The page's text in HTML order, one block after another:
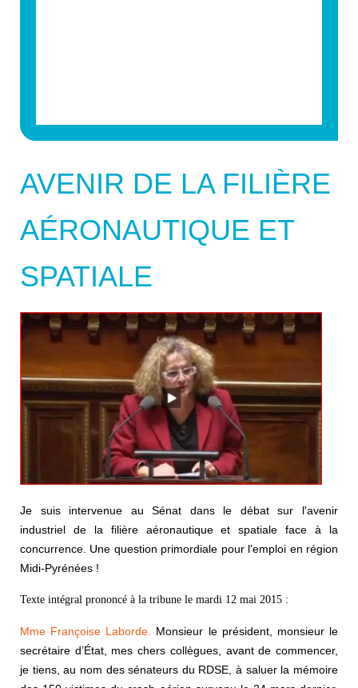
AVENIR DE LA FILIÈRE
AÉRONAUTIQUE ET
SPATIALE
Je suis intervenue au Sénat dans le débat sur l'avenir
industriel de la filière aéronautique et spatiale face à la
concurrence. Une question primordiale pour l'emploi en région
Midi-Pyrénées !
Texte intégral prononcé à la tribune le mardi 12 mai 2015 :
Mme Françoise Laborde.
Monsieur le président, monsieur le
secrétaire d’État, mes chers collègues, avant de commencer,
je tiens, au nom des sénateurs du RDSE, à saluer la mémoire